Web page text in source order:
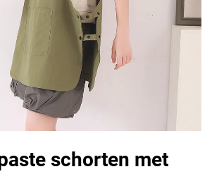
schorten met